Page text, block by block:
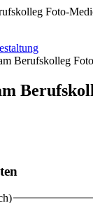
Foto-
Berufskolleg